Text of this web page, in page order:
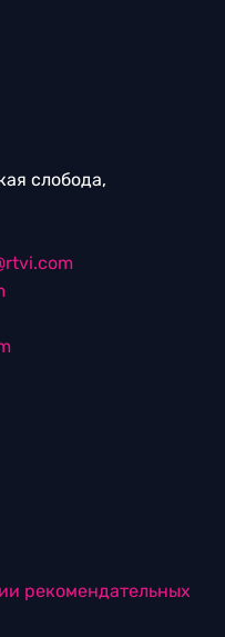
слобода,
рекомендательных